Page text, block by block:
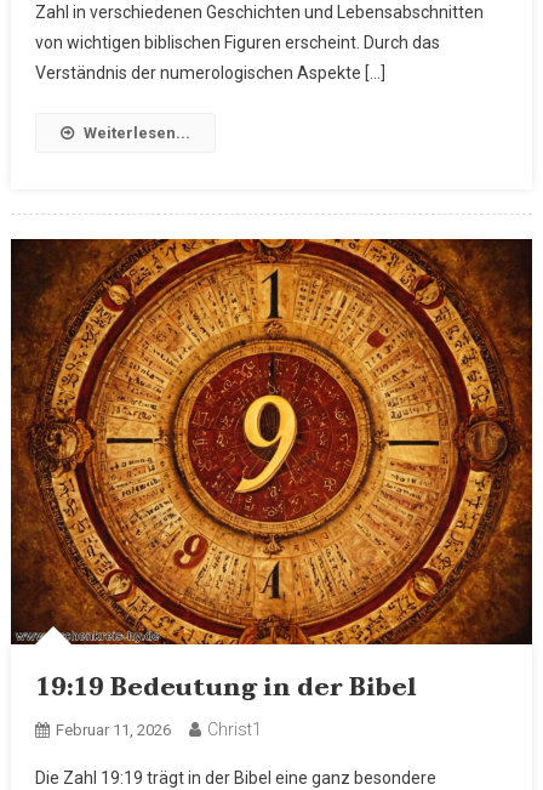
Zahl in verschiedenen Geschichten und Lebensabschnitten
von wichtigen biblischen Figuren erscheint. Durch das
Verständnis der numerologischen Aspekte […]
Weiterlesen...
19:19 Bedeutung in der Bibel
Februar 11, 2026 Christ1
Die Zahl 19:19 trägt in der Bibel eine ganz besondere